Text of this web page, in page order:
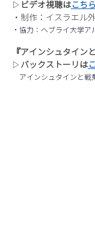
▷ ビデオ視聴は こちら
・制作：イスラエル
・協力：ヘブライ大学
『アインシュタイン
▷ バックストーリは
アインシュタインと戦